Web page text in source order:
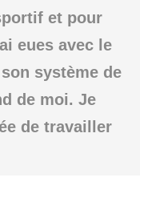
et pour
eues avec le
système de
de moi. Je
de travailler